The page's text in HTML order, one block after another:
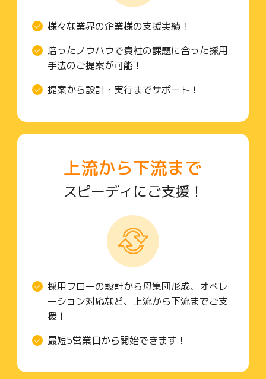
様々な業界の企業様の支援実績！
培ったノウハウで貴社の課題に合った採用
手法のご提案が可能！
提案から設計・実行までサポート！
上流から下流まで
スピーディにご支援！
採用フローの設計から母集団形成、オペレ
ーション対応など、上流から下流までご支
援！
最短5営業日から開始できます！